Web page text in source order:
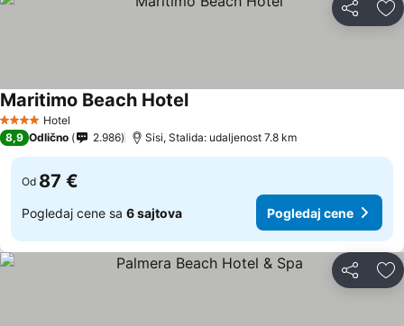
Deli
4 ZvezdiceHotel
Maritimo Beach Hotel
8,9 Odlično 2.986 Sisi, Stalida: udaljenost 7.8 km
Od 87 €
Pogledaj cene sa 6 sajtova Pogledaj cene
Deli